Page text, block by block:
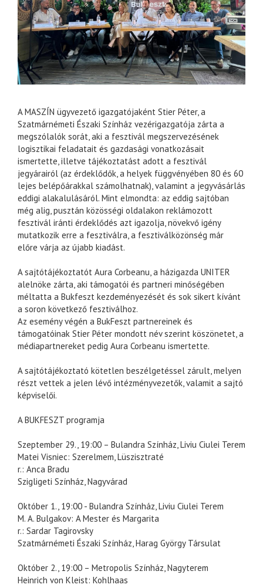
A MASZÍN ügyvezető igazgatójaként Stier Péter, a
Szatmárnémeti Északi Színház vezérigazgatója zárta a
megszólalók sorát, aki a fesztivál megszervezésének
logisztikai feladatait és gazdasági vonatkozásait
ismertette, illetve tájékoztatást adott a fesztivál
jegyárairól (az érdeklődők, a helyek függvényében 80 és 60
lejes belépőárakkal számolhatnak), valamint a jegyvásárlás
eddigi alakalulásáról. Mint elmondta: az eddig sajtóban
még alig, pusztán közösségi oldalakon reklámozott
fesztivál iránti érdeklődés azt igazolja, növekvő igény
mutatkozik erre a fesztiválra, a fesztiválközönség már
előre várja az újabb kiadást.
A sajtótájékoztatót Aura Corbeanu, a házigazda UNITER
alelnöke zárta, aki támogatói és partneri minőségében
méltatta a Bukfeszt kezdeményezését és sok sikert kívánt
a soron következő fesztiválhoz.
Az esemény végén a BukFeszt partnereinek és
támogatóinak Stier Péter mondott név szerint köszönetet, a
médiapartnereket pedig Aura Corbeanu ismertette.
A sajtótájékoztató kötetlen beszélgetéssel zárult, melyen
részt vettek a jelen lévő intézményvezetők, valamit a sajtó
képviselői.
A BUKFESZT programja
Szeptember 29., 19:00 – Bulandra Színház, Liviu Ciulei Terem
Matei Visniec: Szerelmem, Lüszisztraté
r.: Anca Bradu
Szigligeti Színház, Nagyvárad
Október 1., 19:00 - Bulandra Színház, Liviu Ciulei Terem
M. A. Bulgakov: A Mester és Margarita
r.: Sardar Tagirovsky
Szatmárnémeti Északi Színház, Harag György Társulat
Október 2., 19:00 – Metropolis Színház, Nagyterem
Heinrich von Kleist: Kohlhaas